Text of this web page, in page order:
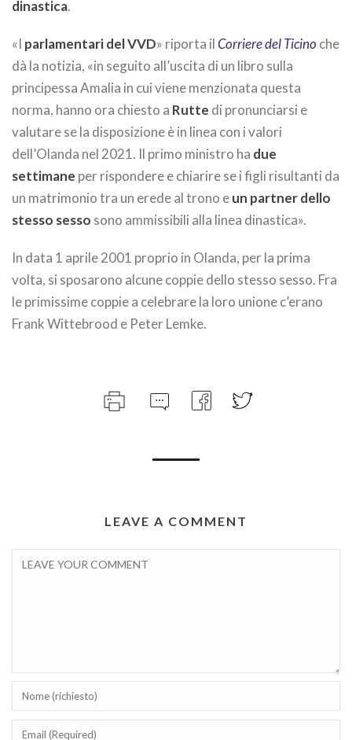
dinastica.
«I parlamentari del VVD» riporta ilCorriere del Ticino che
dà la notizia, «in seguito all’uscita di un libro sulla
principessa Amalia in cui viene menzionata questa
norma, hanno ora chiesto a Rutte di pronunciarsi e
valutare se la disposizione è in linea con i valori
dell’Olanda nel 2021. Il primo ministro ha due
settimane per rispondere e chiarire se i figli risultanti da
un matrimonio tra un erede al trono eun partner dello
stesso sesso sono ammissibili alla linea dinastica».
In data 1 aprile 2001 proprio in Olanda, per la prima
volta, si sposarono alcune coppie dello stesso sesso. Fra
le primissime coppie a celebrare la loro unione c’erano
Frank Wittebrood e Peter Lemke.
LEAVE A COMMENT